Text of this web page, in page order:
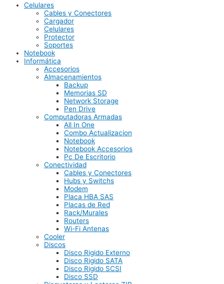
Celulares
Cables y Conectores
Cargador
Celulares
Protector
Soportes
Notebook
Informática
Accesorios
Almacenamientos
Backup
Memorias SD
Network Storage
Pen Drive
Computadoras Armadas
All In One
Combo Actualizacion
Notebook
Notebook Accesorios
Pc De Escritorio
Conectividad
Cables y Conectores
Hubs y Switchs
Modem
Placa HBA SAS
Placas de Red
Rack/Murales
Routers
Wi-Fi Antenas
Cooler
Discos
Disco Rigido Externo
Disco Rigido SATA
Disco Rigido SCSI
Disco SSD